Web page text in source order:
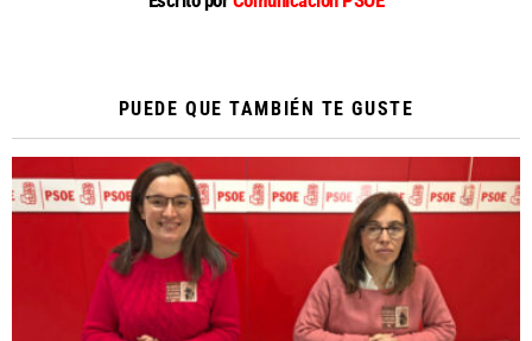
PUEDE QUE TAMBIÉN TE GUSTE